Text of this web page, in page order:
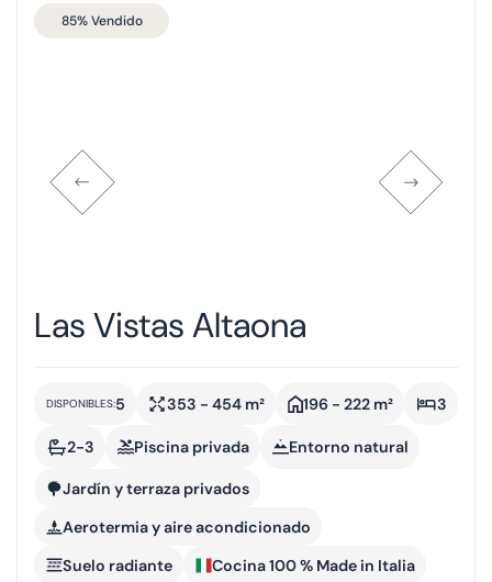
85% Vendido
Las Vistas Altaona
DISPONIBLES:5 353 - 454 m² 196 - 222 m² 3
2-3 Piscina privada Entorno natural
Jardín y terraza privados
Aerotermia y aire acondicionado
Suelo radiante
Cocina 100 % Made in Italia